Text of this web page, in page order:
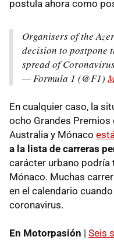
postula ahora como
Organisers of the
decision to postpone
spread of
— Formula 1 (@F1)
En cualquier caso, la
ocho Grandes Premios
Australia y Mónaco
a la lista de carreras
carácter urbano podría
Mónaco. Muchas
en el calendario
coronavirus.
En Motorpasión | Seis